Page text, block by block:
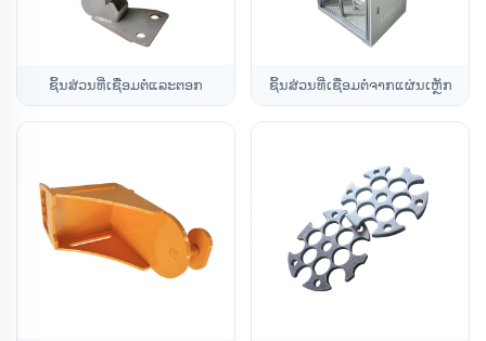
ຊິ້ນສ່ວນທີ່ເຊື່ອມຕໍ່ແລະຕອກ ຊິ້ນສ່ວນທີ່ເຊື່ອມຕໍ່ຈາກແຜ່ນເຫຼັກ